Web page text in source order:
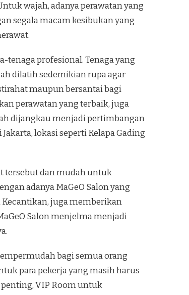
wajah, adanya perawatan yang
segala macam kesibukan yang
profesional. Tenaga yang
dilatih sedemikian rupa agar
maupun bersantai bagi
perawatan yang terbaik, juga
dijangkau menjadi pertimbangan
lokasi seperti Kelapa Gading
tersebut dan mudah untuk
adanya MaGeO Salon yang
Kecantikan, juga memberikan
Salon menjelma menjadi
bagi semua orang
para pekerja yang masih harus
VIP Room untuk